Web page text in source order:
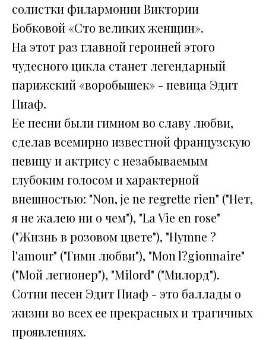
солистки филармонии Виктории
Бобковой «Сто великих женщин».
На этот раз главной героиней этого
чудесного цикла станет легендарный
парижский «воробышек» - певица Эдит
Пиаф.
Ее песни были гимном во славу любви,
сделав всемирно известной французскую
певицу и актрису с незабываемым
глубоким голосом и характерной
внешностью: "Non, je ne regrette rien" ("Нет,
я не жалею ни о чем"), "La Vie en rose"
("Жизнь в розовом цвете"), "Hymne ?
l'amour" ("Гимн любви"), "Mon l?gionnaire"
("Мой легионер"), "Milord" ("Милорд").
Сотни песен Эдит Пиаф - это баллады о
жизни во всех ее прекрасных и трагичных
проявлениях.